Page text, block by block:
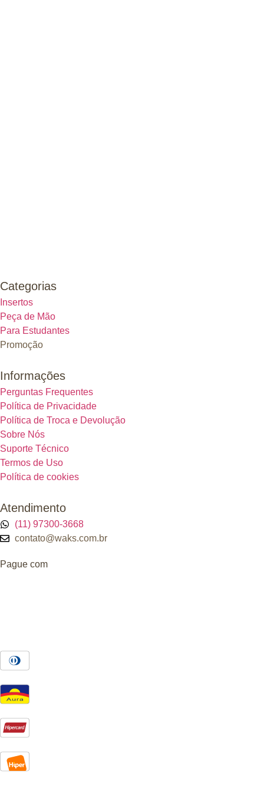
Categorias
Insertos
Peça de Mão
Para Estudantes
Promoção
Informações
Perguntas Frequentes
Política de Privacidade
Política de Troca e Devolução
Sobre Nós
Suporte Técnico
Termos de Uso
Política de cookies
Atendimento
(11) 97300-3668
contato@waks.com.br
Pague com